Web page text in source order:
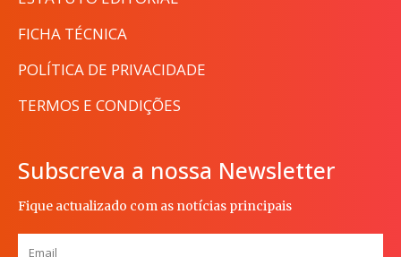
FICHA TÉCNICA
POLÍTICA DE PRIVACIDADE
TERMOS E CONDIÇÕES
Subscreva a nossa Newsletter
Fique actualizado com as notícias principais